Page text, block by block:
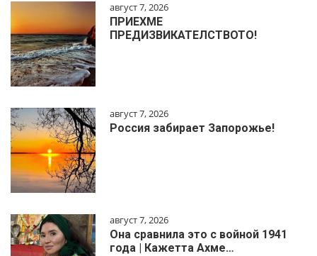
август 7, 2026
ПРИЕХМЕ
ПРЕДИЗВИКАТЕЛСТВОТО!
август 7, 2026
Россия забирает Запорожье!
август 7, 2026
Она сравнила это с войной 1941
года | Кажетта Ахме…